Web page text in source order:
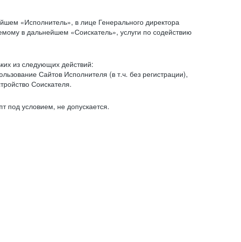
«Исполнитель», в лице Генерального директора
в дальнейшем «Соискатель», услуги по содействию
из следующих действий:
Сайтов Исполнителя (в т.ч. без регистрации),
Соискателя.
под условием, не допускается.